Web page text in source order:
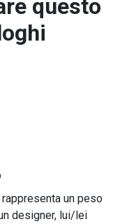
questo
un peso
designer, lui/lei